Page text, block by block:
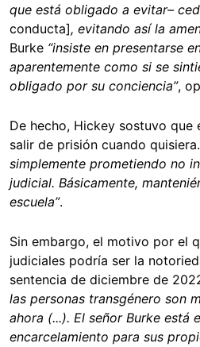
que está obligado a evitar–
conducta], evitando así la
Burke “insiste en presentarse
aparentemente como si se
obligado por su conciencia”,
De hecho, Hickey sostuvo
salir de prisión cuando quisiera.
simplemente prometiendo no
judicial. Básicamente,
escuela”.
Sin embargo, el motivo por el
judiciales podría ser la
sentencia de diciembre de
las personas transgénero son
ahora (...). El señor Burke está
encarcelamiento para sus